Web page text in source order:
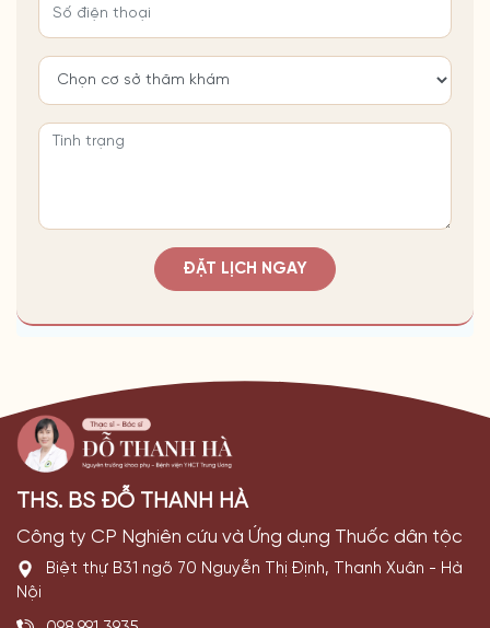
ĐẶT LỊCH NGAY
THS. BS ĐỖ THANH HÀ
Công ty CP Nghiên cứu và Ứng dụng Thuốc dân tộc
Biệt thự B31 ngõ 70 Nguyễn Thị Định, Thanh Xuân - Hà
Nội